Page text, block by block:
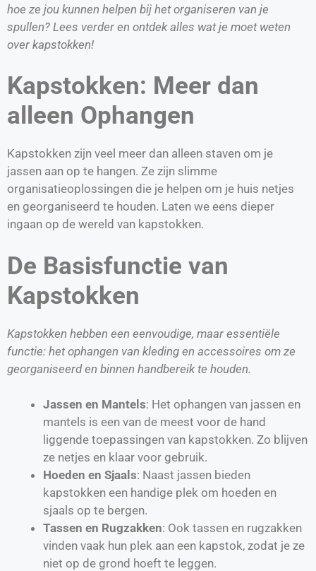
hoe ze jou kunnen helpen bij het organiseren van je
spullen? Lees verder en ontdek alles wat je moet weten
over kapstokken!
Kapstokken: Meer dan
alleen Ophangen
Kapstokken zijn veel meer dan alleen staven om je
jassen aan op te hangen. Ze zijn slimme
organisatieoplossingen die je helpen om je huis netjes
en georganiseerd te houden. Laten we eens dieper
ingaan op de wereld van kapstokken.
De Basisfunctie van
Kapstokken
Kapstokken hebben een eenvoudige, maar essentiële
functie: het ophangen van kleding en accessoires om ze
georganiseerd en binnen handbereik te houden.
Jassen en Mantels: Het ophangen van jassen en
mantels is een van de meest voor de hand
liggende toepassingen van kapstokken. Zo blijven
ze netjes en klaar voor gebruik.
Hoeden en Sjaals: Naast jassen bieden
kapstokken een handige plek om hoeden en
sjaals op te bergen.
Tassen en Rugzakken: Ook tassen en rugzakken
vinden vaak hun plek aan een kapstok, zodat je ze
niet op de grond hoeft te leggen.